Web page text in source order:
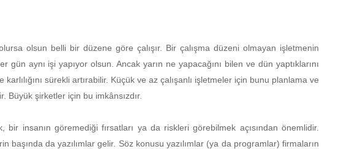
olsun belli bir düzene göre çalışır. Bir çalışma düzeni olmayan işletmenin
aynı işi yapıyor olsun. Ancak yarın ne yapacağını bilen ve dün yaptıklarını
sürekli artırabilir. Küçük ve az çalışanlı işletmeler için bunu planlama ve
şirketler için bu imkânsızdır.
insanın göremediği fırsatları ya da riskleri görebilmek açısından önemlidir.
başında da yazılımlar gelir. Söz konusu yazılımlar (ya da programlar) firmaların